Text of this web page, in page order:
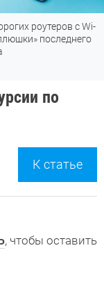
роутеров с Wi-
последнего
по
К статье
, чтобы оставить